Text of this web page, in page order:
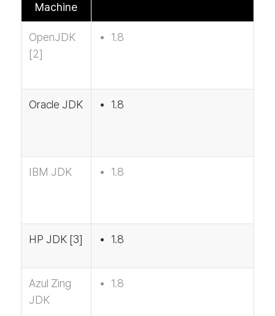
Machine
OpenJDK
[2]
1.8
Oracle JDK 1.8
IBM JDK 1.8
HP JDK [3] 1.8
Azul Zing
JDK
1.8